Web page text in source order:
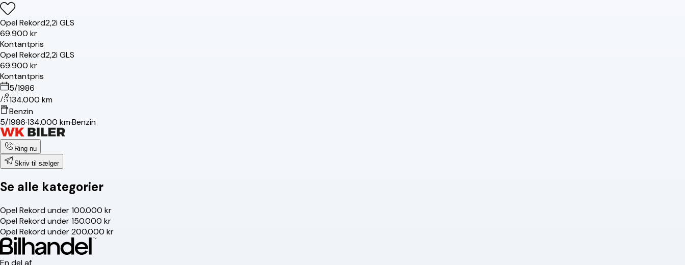
OpelRekord2,2i GLS
69.900 kr
Kontantpris
OpelRekord2,2i GLS
69.900 kr
Kontantpris
5/1986
134.000 km
Benzin
5/1986·134.000 km·Benzin
Ring nu
Skriv til sælger
Se alle kategorier
Opel Rekord under 100.000 kr
Opel Rekord under 150.000 kr
Opel Rekord under 200.000 kr
En del af